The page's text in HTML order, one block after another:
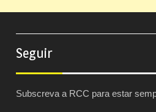
Seguir
Subscreva a RCC para estar